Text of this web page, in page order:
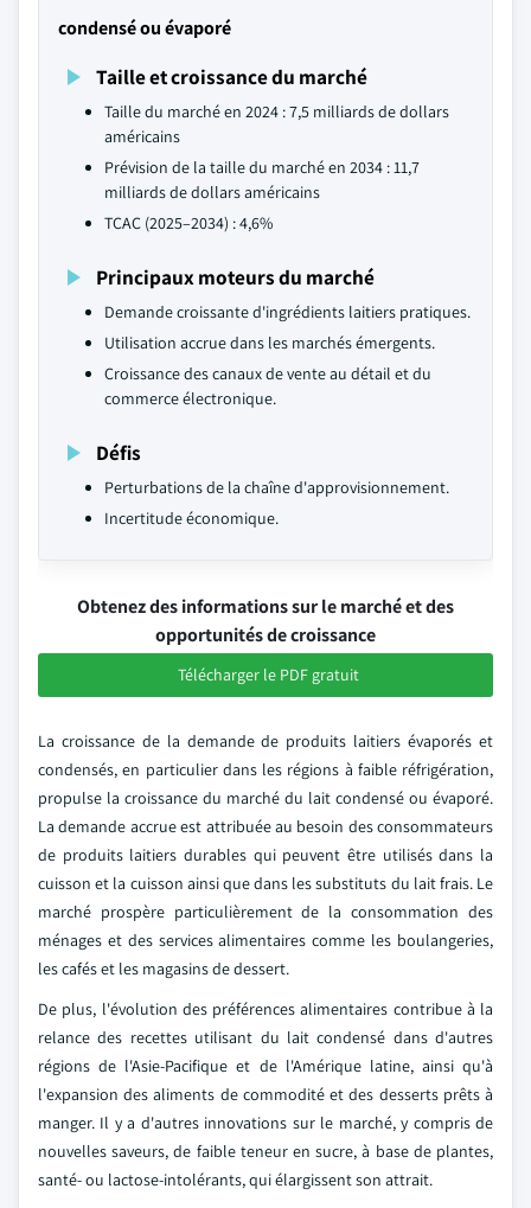
condensé ou évaporé
Taille et croissance du marché
Taille du marché en 2024 : 7,5 milliards de dollars
américains
Prévision de la taille du marché en 2034 : 11,7
milliards de dollars américains
TCAC (2025–2034) : 4,6%
Principaux moteurs du marché
Demande croissante d'ingrédients laitiers pratiques.
Utilisation accrue dans les marchés émergents.
Croissance des canaux de vente au détail et du
commerce électronique.
Défis
Perturbations de la chaîne d'approvisionnement.
Incertitude économique.
Obtenez des informations sur le marché et des
opportunités de croissance
Télécharger le PDF gratuit
La croissance de la demande de produits laitiers évaporés et
condensés, en particulier dans les régions à faible réfrigération,
propulse la croissance du marché du lait condensé ou évaporé.
La demande accrue est attribuée au besoin des consommateurs
de produits laitiers durables qui peuvent être utilisés dans la
cuisson et la cuisson ainsi que dans les substituts du lait frais. Le
marché prospère particulièrement de la consommation des
ménages et des services alimentaires comme les boulangeries,
les cafés et les magasins de dessert.
De plus, l'évolution des préférences alimentaires contribue à la
relance des recettes utilisant du lait condensé dans d'autres
régions de l'Asie-Pacifique et de l'Amérique latine, ainsi qu'à
l'expansion des aliments de commodité et des desserts prêts à
manger. Il y a d'autres innovations sur le marché, y compris de
nouvelles saveurs, de faible teneur en sucre, à base de plantes,
santé- ou lactose-intolérants, qui élargissent son attrait.